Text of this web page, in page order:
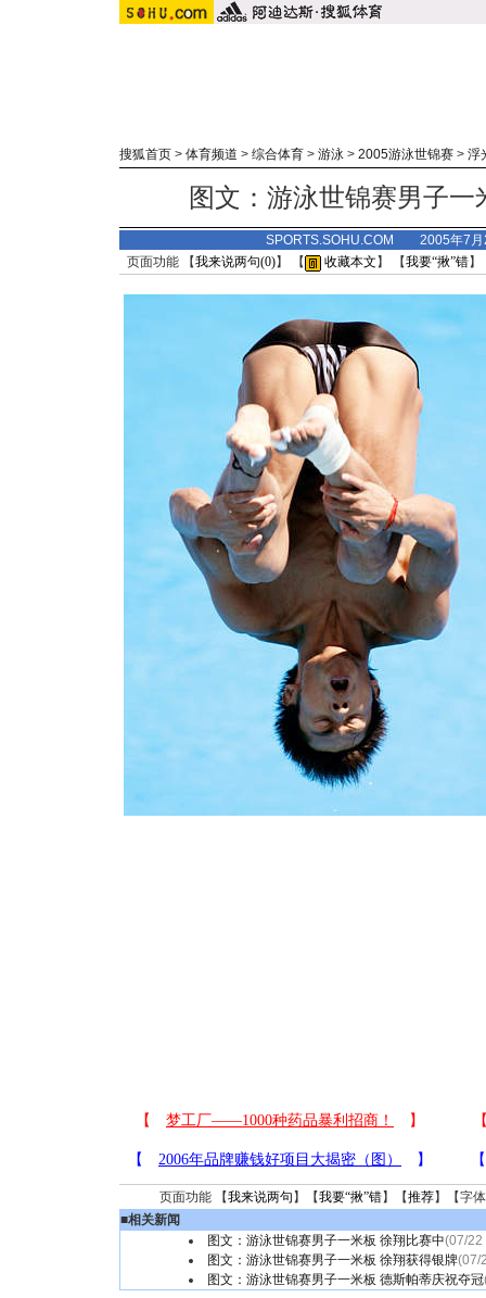
搜狐首页 > 体育频道 > 综合体育 > 游泳 > 2005游泳世锦赛 > 浮
图文：游泳世锦赛男子
SPORTS.SOHU.COM 2005年7
页面功能 【我来说两句(0)】 【 收藏本文 】 【我要“揪”错】
页面功能 【我来说两句 】【我要“揪”错】【推荐】【字
■相关新闻
图文：游泳世锦赛男子一米板 徐翔比赛中(07/22
图文：游泳世锦赛男子一米板 徐翔获得银牌(07/
图文：游泳世锦赛男子一米板 德斯帕蒂庆祝夺冠